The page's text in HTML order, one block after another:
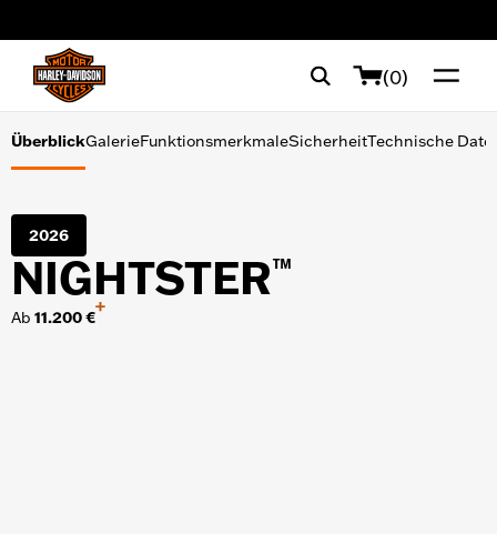
(0)
Funktionsmerkmale
Sicherheit
TOOLS ZUM SHOPPEN
Finanzierung
ÜberblickGalerieFunktionsmerkmaleSicherheitTechnische
2026
NIGHTSTER™
Ab 11.200 €
+